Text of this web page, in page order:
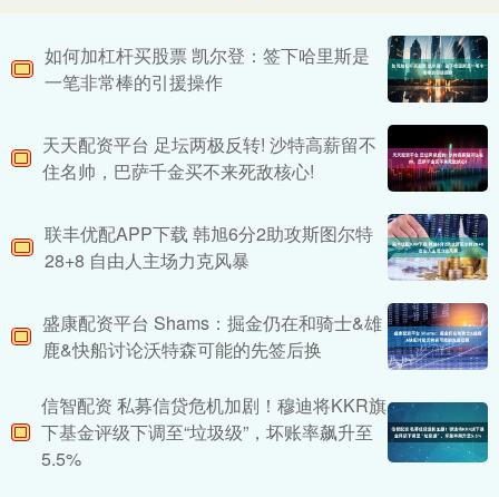
如何加杠杆买股票 凯尔登：签下哈里斯是
一笔非常棒的引援操作
天天配资平台 足坛两极反转! 沙特高薪留不
住名帅，巴萨千金买不来死敌核心!
联丰优配APP下载 韩旭6分2助攻斯图尔特
28+8 自由人主场力克风暴
盛康配资平台 Shams：掘金仍在和骑士&雄
鹿&快船讨论沃特森可能的先签后换
信智配资 私募信贷危机加剧！穆迪将KKR旗
下基金评级下调至“垃圾级”，坏账率飙升至
5.5%